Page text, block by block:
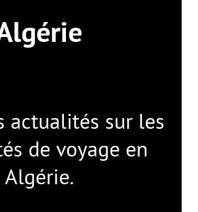
actualités sur les
de voyage en
Algérie.